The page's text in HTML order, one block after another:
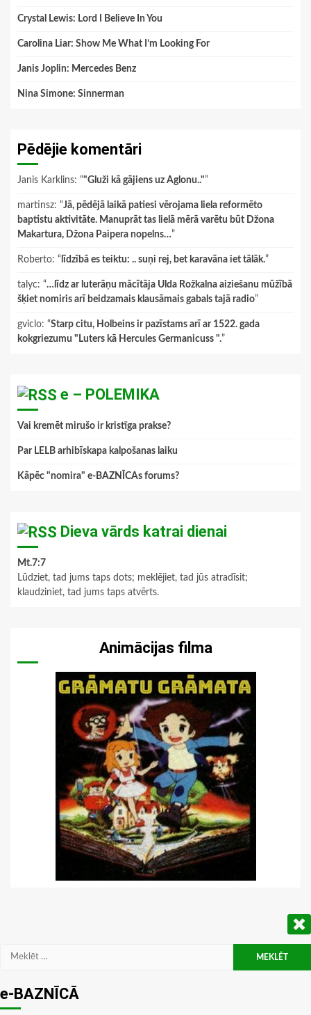
Crystal Lewis: Lord I Believe In You
Carolina Liar: Show Me What I’m Looking For
Janis Joplin: Mercedes Benz
Nina Simone: Sinnerman
Pēdējie komentāri
Janis Karklins: “"Gluži kā gājiens uz Aglonu.."”
martinsz: “Jā, pēdējā laikā patiesi vērojama liela reformēto
baptistu aktivitāte. Manuprāt tas lielā mērā varētu būt Džona
Makartura, Džona Paipera nopelns…”
Roberto: “ līdzībā es teiktu: .. suņi rej, bet karavāna iet tālāk.”
talyc: “…līdz ar luterāņu mācītāja Ulda Rožkalna aiziešanu mūžībā
šķiet nomiris arī beidzamais klausāmais gabals tajā radio”
gviclo: “Starp citu, Holbeins ir pazīstams arī ar 1522. gada
kokgriezumu "Luters kā Hercules Germanicuss ".”
e – POLEMIKA
Vai kremēt mirušo ir kristīga prakse?
Par LELB arhibīskapa kalpošanas laiku
Kāpēc "nomira" e-BAZNĪCAs forums?
Dieva vārds katrai dienai
Mt.7:7
Lūdziet, tad jums taps dots; meklējiet, tad jūs atradīsit;
klaudziniet, tad jums taps atvērts.
Animācijas filma
Meklēt:
e-BAZNĪCĀ